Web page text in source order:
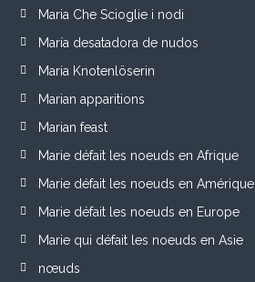
Maria Che Scioglie i nodi
María desatadora de nudos
Maria Knotenlöserin
Marian apparitions
Marian feast
Marie défait les noeuds en Afrique
Marie défait les noeuds en Amérique
Marie défait les noeuds en Europe
Marie qui défait les noeuds en Asie
nœuds